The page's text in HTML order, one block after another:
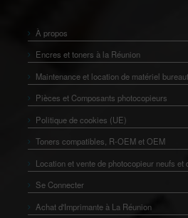
À propos
Encres et toners à la Réunion
Maintenance et location de matériel
Pièces et Composants photocopieurs
Politique de cookies (UE)
Toners compatibles, R-OEM et OEM
Location et vente de photocopieur neufs
Se Connecter
Achat d'Imprimante à La Réunion